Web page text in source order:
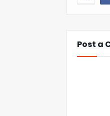
Post a